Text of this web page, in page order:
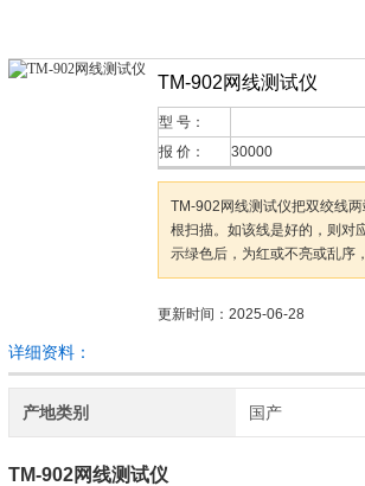
TM-902网线测试仪
型 号：
报 价：
30000
TM-902网线测试仪把双绞线
根扫描。如该线是好的，则对
示绿色后，为红或不亮或乱序
更新时间：2025-06-28
详细资料：
产地类别 国产
TM-902网线测试仪